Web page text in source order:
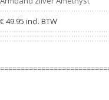
€ 49.95 incl. BTW